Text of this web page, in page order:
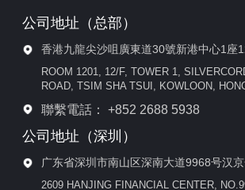
公司地址（总部）
香港九龍尖沙咀廣東道30號新港中心1座
ROOM 1201, 12/F, TOWER 1,
ROAD, TSIM SHA TSUI, KOWLOON,
聯繫電話： +852 2688 5938
公司地址（深圳）
广东省深圳市南山区深南大道9968号汉
2609 HANJING FINANCIAL CENTER,